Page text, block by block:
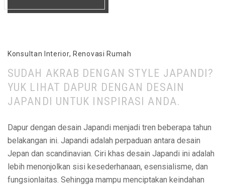
Konsultan Interior, Renovasi Rumah
SUDAH AKRAB DENGAN STYLE JAPANDI?
YUK LIHAT DAPUR DENGAN DESAIN
JAPANDI UNTUK INSPIRASI ANDA.
Dapur dengan desain Japandi menjadi tren beberapa tahun
belakangan ini. Japandi adalah perpaduan antara desain
Jepan dan scandinavian. Ciri khas desain Japandi ini adalah
lebih menonjolkan sisi kesederhanaan, esensialisme, dan
fungsionlaitas. Sehingga mampu menciptakan keindahan